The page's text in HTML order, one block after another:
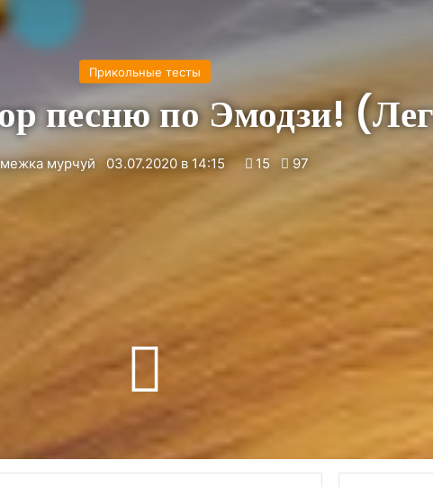
Прикольные тесты
песню по Эмодзи!
мурчуй 03.07.2020 в 14:15 15 97